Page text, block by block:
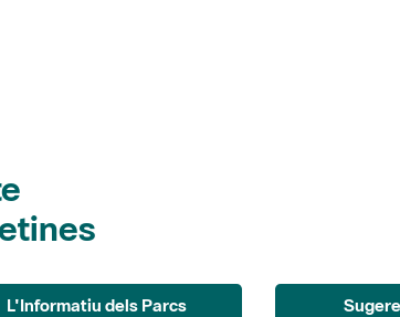
L'Informatiu dels Parcs